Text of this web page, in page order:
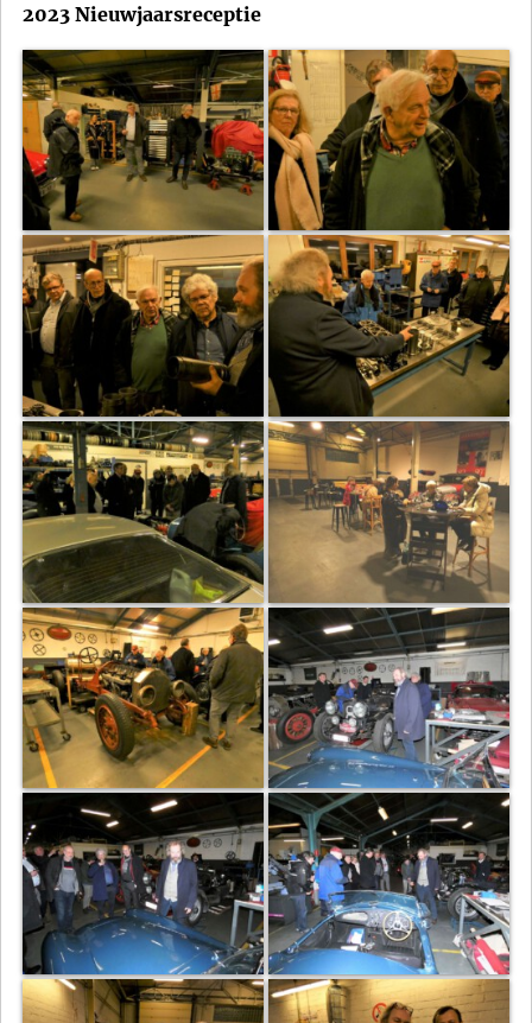
2023 Nieuwjaarsreceptie